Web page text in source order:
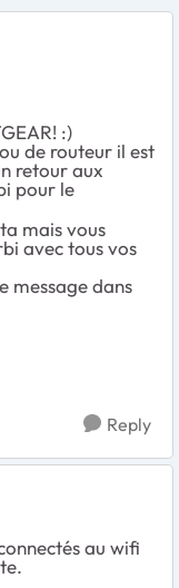
:)
de routeur il est
retour aux
pour le
mais vous
avec tous vos
message dans
Reply
au wifi